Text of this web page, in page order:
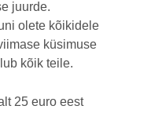
juurde.
olete kõikidele
küsimuse
kõik teile.
25 euro eest